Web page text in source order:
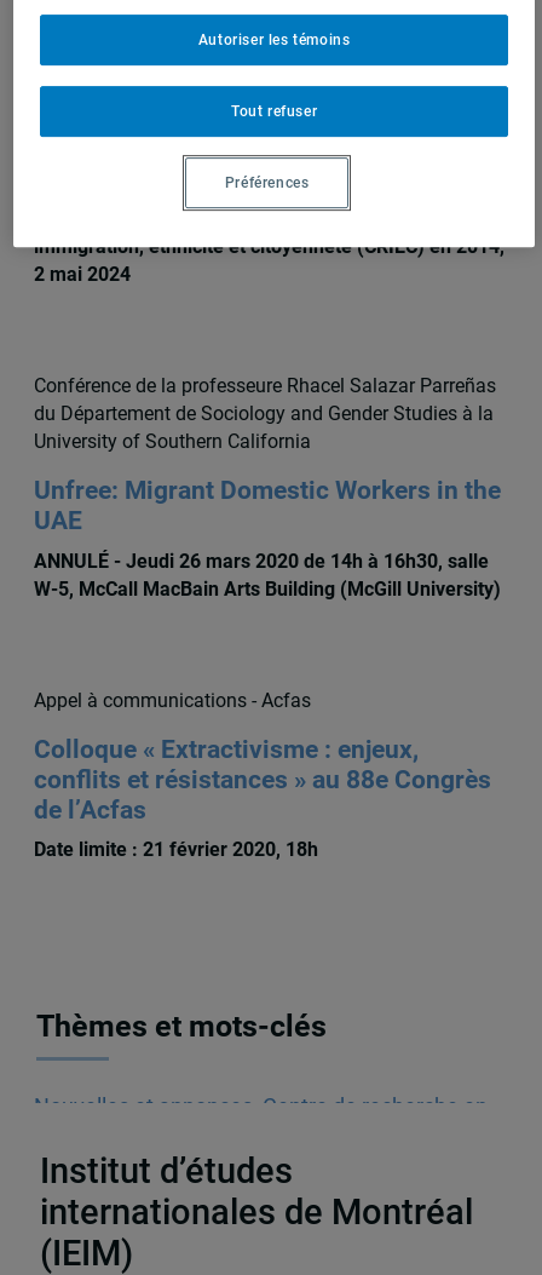
Sur le même sujet
Décès de la professeure émérite
Micheline Labelle
Elle avait notamment fondé le Centre de recherche en
immigration, ethnicité et citoyenneté (CRIEC) en 2014,
2 mai 2024
Conférence de la professeure Rhacel Salazar Parreñas
du Département de Sociology and Gender Studies à la
University of Southern California
Unfree: Migrant Domestic Workers in the
UAE
ANNULÉ - Jeudi 26 mars 2020 de 14h à 16h30, salle
W-5, McCall MacBain Arts Building (McGill University)
Appel à communications - Acfas
Colloque « Extractivisme : enjeux,
conflits et résistances » au 88e Congrès
de l’Acfas
Date limite : 21 février 2020, 18h
Thèmes et mots-clés
Nouvelles et annonces Centre de recherche en
Institut d’études
internationales de Montréal
(IEIM)
Tout refuser
Autoriser les témoins
Préférences